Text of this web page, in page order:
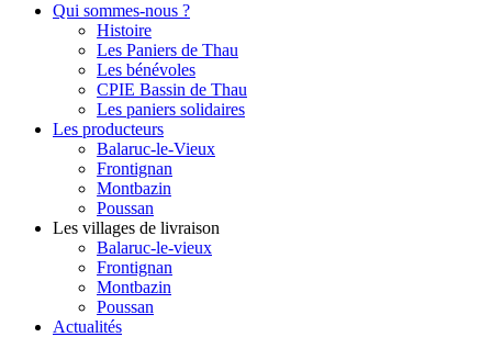
Qui sommes-nous ?
Histoire
Les Paniers de Thau
Les bénévoles
CPIE Bassin de Thau
Les paniers solidaires
Les producteurs
Balaruc-le-Vieux
Frontignan
Montbazin
Poussan
Les villages de livraison
Balaruc-le-vieux
Frontignan
Montbazin
Poussan
Actualités